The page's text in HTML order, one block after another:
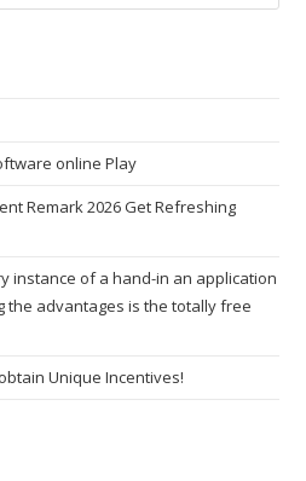
online Play
Remark 2026 Get Refreshing
instance of a hand-in an application
the advantages is the totally free
Unique Incentives!